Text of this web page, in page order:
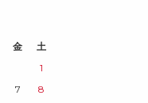
金
土
1
7
8